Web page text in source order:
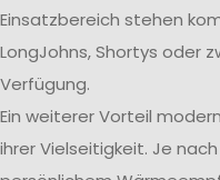
Einsatzbereich stehen
LongJohns, Shortys oder
Verfügung.
Ein weiterer Vorteil
ihrer Vielseitigkeit. Je